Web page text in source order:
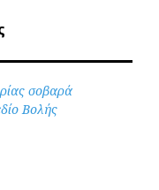
σοβαρά
Βολής